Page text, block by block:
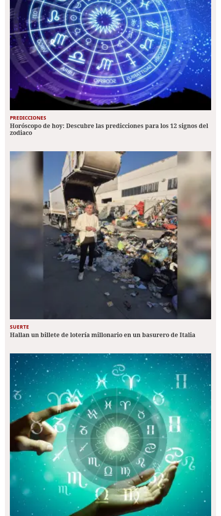
PREDICCIONES
Horóscopo de hoy: Descubre las predicciones para los 12 signos del
zodiaco
SUERTE
Hallan un billete de lotería millonario en un basurero de Italia